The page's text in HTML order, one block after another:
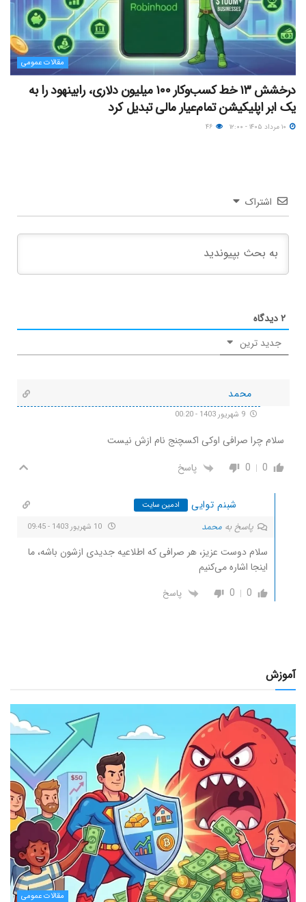
مقالات عمومی
درخشش ۱۳ خط کسب‌وکار ۱۰۰ میلیون دلاری، رابینهود را به
یک ابر اپلیکیشن تمام‌عیار مالی تبدیل کرد
اشتراک
۲دیدگاه
جدید ترین
محمد
سلام چرا صرافی اوکی اکسچنج نام ازش نیست
0
0 پاسخ
شبنم توایی ادمین سایت
پاسخ به محمد
سلام دوست عزیز، هر صرافی که اطلاعیه جدیدی ازشون باشه، ما
اینجا اشاره می‌کنیم
0
0 پاسخ
آموزش
مقالات عمومی